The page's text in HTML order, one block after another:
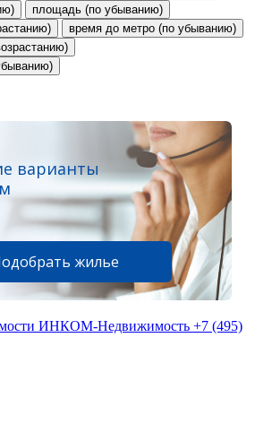
площадь (по убыванию)
время до метро (по убыванию)
варианты
жилье
+7 (495)